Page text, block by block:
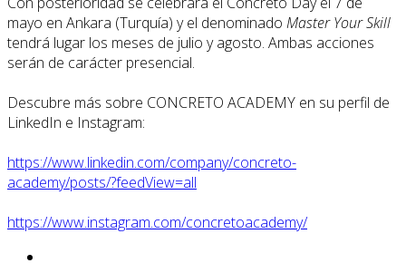
mayo en Ankara (Turquía) y el denominado Master Your Skill
tendrá lugar los meses de julio y agosto. Ambas acciones
serán de carácter presencial.
Descubre más sobre CONCRETO ACADEMY en su perfil de
LinkedIn e Instagram:
https://www.linkedin.com/company/concreto-
academy/posts/?feedView=all
https://www.instagram.com/concretoacademy/